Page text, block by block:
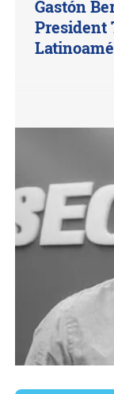
Gastón
President